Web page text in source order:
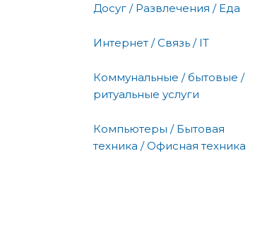
Досуг / Развлечения / Еда
Интернет / Связь / IT
Коммунальные / бытовые /
ритуальные услуги
Компьютеры / Бытовая
техника / Офисная техника